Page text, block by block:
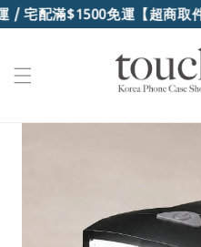
/ 宅配滿$1500免運【超商取